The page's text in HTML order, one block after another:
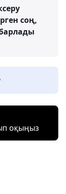
соң,
оқыңыз